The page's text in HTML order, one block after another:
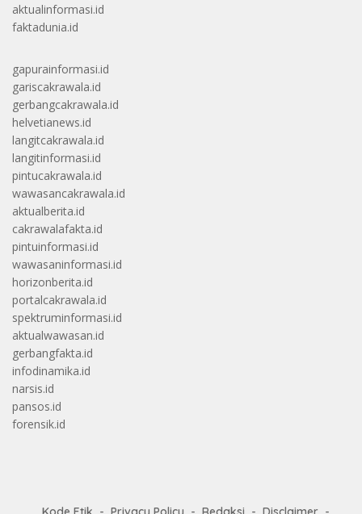
aktualinformasi.id
faktadunia.id
gapurainformasi.id
gariscakrawala.id
gerbangcakrawala.id
helvetianews.id
langitcakrawala.id
langitinformasi.id
pintucakrawala.id
wawasancakrawala.id
aktualberita.id
cakrawalafakta.id
pintuinformasi.id
wawasaninformasi.id
horizonberita.id
portalcakrawala.id
spektruminformasi.id
aktualwawasan.id
gerbangfakta.id
infodinamika.id
narsis.id
pansos.id
forensik.id